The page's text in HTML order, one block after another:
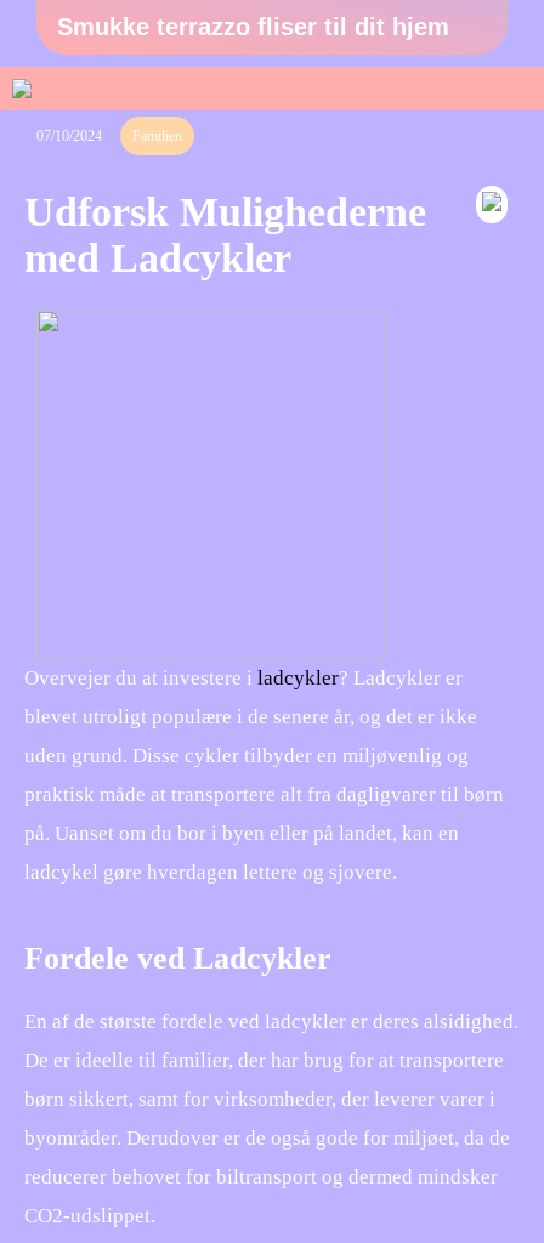
Smukke terrazzo fliser til dit hjem
07/10/2024 Familien
Udforsk Mulighederne
med Ladcykler
Overvejer du at investere i ladcykler? Ladcykler er
blevet utroligt populære i de senere år, og det er ikke
uden grund. Disse cykler tilbyder en miljøvenlig og
praktisk måde at transportere alt fra dagligvarer til børn
på. Uanset om du bor i byen eller på landet, kan en
ladcykel gøre hverdagen lettere og sjovere.
Fordele ved Ladcykler
En af de største fordele ved ladcykler er deres alsidighed.
De er ideelle til familier, der har brug for at transportere
børn sikkert, samt for virksomheder, der leverer varer i
byområder. Derudover er de også gode for miljøet, da de
reducerer behovet for biltransport og dermed mindsker
CO2-udslippet.